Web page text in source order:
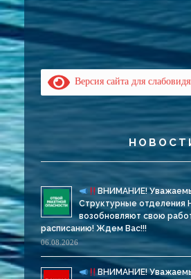
Версия сайта для
ВНИМАНИЕ!
Структурные
возобновляют свою
расписанию! Ждем Вас!!!
06.08.2026
ВНИМАНИЕ!